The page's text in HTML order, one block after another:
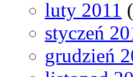
luty 2011
styczeń
grudzień